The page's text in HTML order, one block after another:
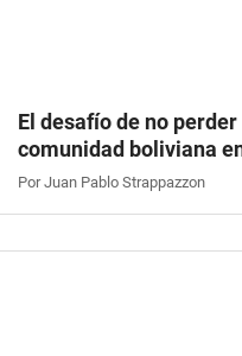
El desafío de no
comunidad boliviana
Por Juan Pablo Strappazzon